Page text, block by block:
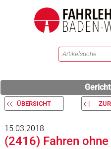
ÜBERSICHT
15.03.2018
(2416) Fahren